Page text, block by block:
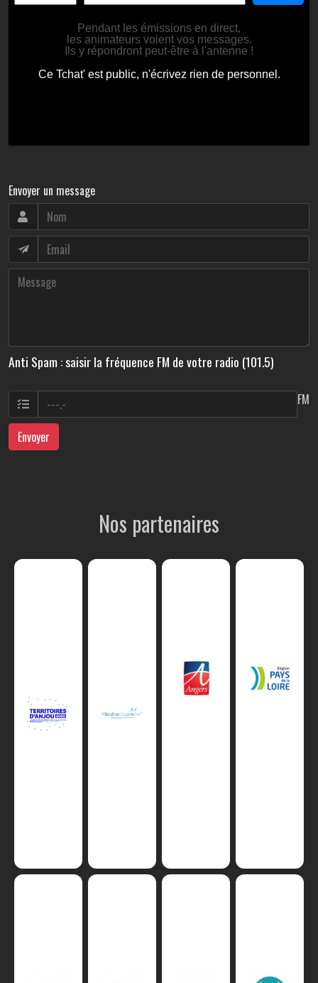
Envoyer un message
Anti Spam : saisir la fréquence FM de votre radio (101.5)
FM
Envoyer
Nos partenaires